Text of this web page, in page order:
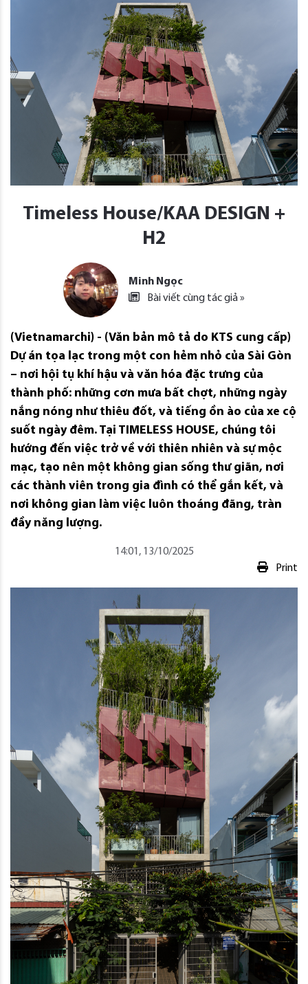
Timeless House/KAA DESIGN +
H2
Minh Ngọc
Bài viết cùng tác giả »
(Vietnamarchi) - (Văn bản mô tả do KTS cung cấp)
Dự án tọa lạc trong một con hẻm nhỏ của Sài Gòn
– nơi hội tụ khí hậu và văn hóa đặc trưng của
thành phố: những cơn mưa bất chợt, những ngày
nắng nóng như thiêu đốt, và tiếng ồn ào của xe cộ
suốt ngày đêm. Tại TIMELESS HOUSE, chúng tôi
hướng đến việc trở về với thiên nhiên và sự mộc
mạc, tạo nên một không gian sống thư giãn, nơi
các thành viên trong gia đình có thể gắn kết, và
nơi không gian làm việc luôn thoáng đãng, tràn
đầy năng lượng.
14:01, 13/10/2025
Print